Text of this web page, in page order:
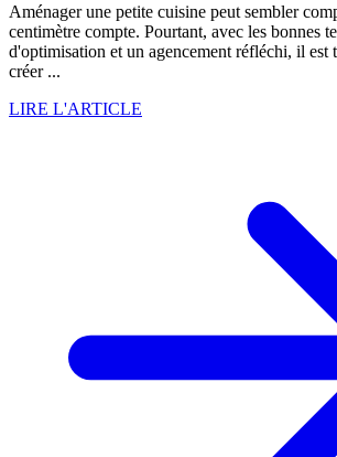
Aménager une petite cuisine peut sembler
centimètre compte. Pourtant, avec les bonnes
d'optimisation et un agencement réfléchi, il est
créer ...
LIRE L'ARTICLE